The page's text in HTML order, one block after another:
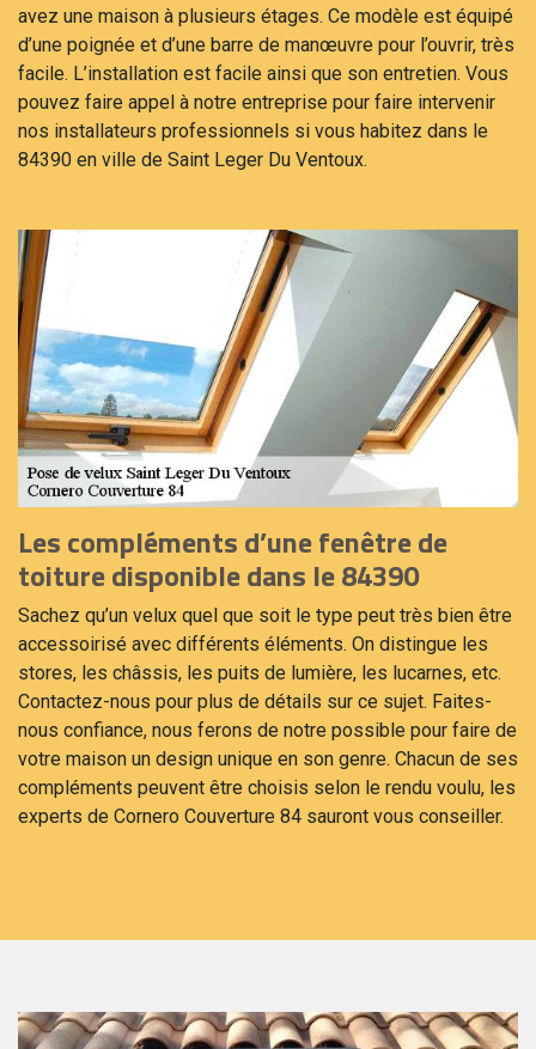
avez une maison à plusieurs étages. Ce modèle est équipé
d’une poignée et d’une barre de manœuvre pour l’ouvrir, très
facile. L’installation est facile ainsi que son entretien. Vous
pouvez faire appel à notre entreprise pour faire intervenir
nos installateurs professionnels si vous habitez dans le
84390 en ville de Saint Leger Du Ventoux.
Les compléments d’une fenêtre de
toiture disponible dans le 84390
Sachez qu’un velux quel que soit le type peut très bien être
accessoirisé avec différents éléments. On distingue les
stores, les châssis, les puits de lumière, les lucarnes, etc.
Contactez-nous pour plus de détails sur ce sujet. Faites-
nous confiance, nous ferons de notre possible pour faire de
votre maison un design unique en son genre. Chacun de ses
compléments peuvent être choisis selon le rendu voulu, les
experts de Cornero Couverture 84 sauront vous conseiller.